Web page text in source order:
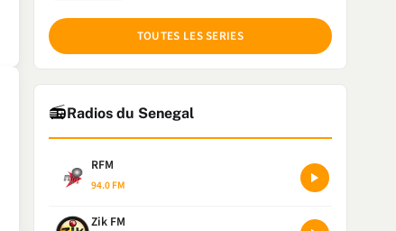
TOUTES LES SERIES
📻Radios du Senegal
RFM
94.0 FM
Zik FM